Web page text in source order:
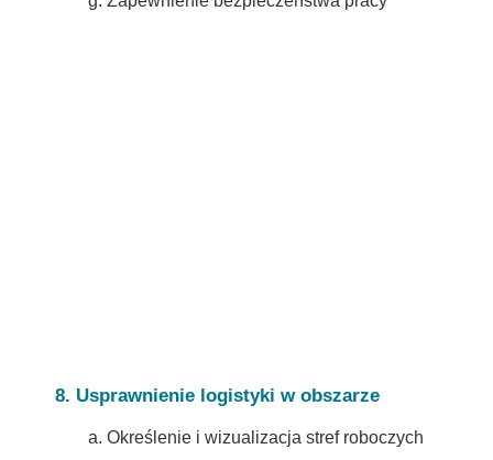
8. Usprawnienie logistyki w obszarze
a. Określenie i wizualizacja stref roboczych